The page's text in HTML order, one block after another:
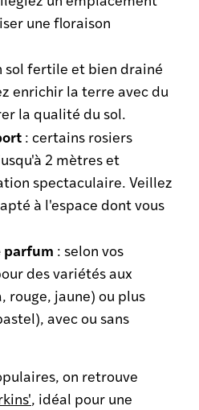
une floraison
sol fertile et bien drainé
enrichir la terre avec du
la qualité du sol.
: certains rosiers
2 mètres et
spectaculaire. Veillez
à l'espace dont vous
parfum : selon vos
des variétés aux
rouge, jaune) ou plus
avec ou sans
on retrouve
, idéal pour une